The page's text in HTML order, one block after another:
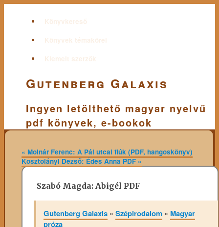
Könyvkereső
Könyvek témakörei
Kiemelt szerzők
Gutenberg Galaxis
Ingyen letölthető magyar nyelvű
pdf könyvek, e-bookok
« Molnár Ferenc: A Pál utcai fiúk (PDF, hangoskönyv)
Kosztolányi Dezső: Édes Anna PDF»
Szabó Magda: Abigél PDF
Gutenberg Galaxis »Szépirodalom » Magyar
próza